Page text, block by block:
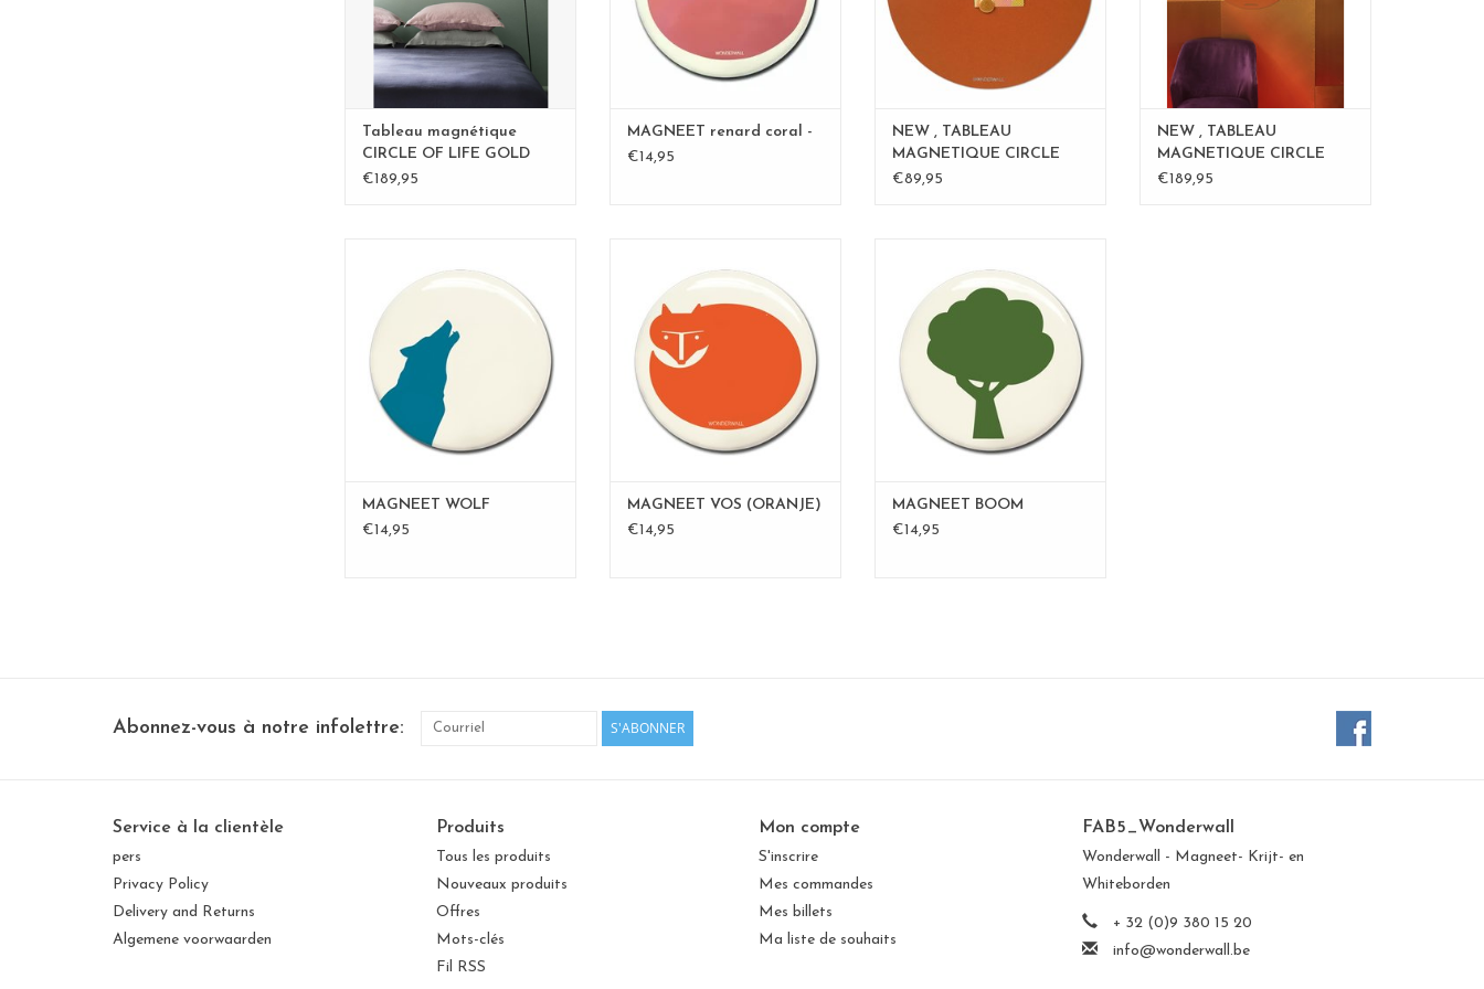
Tableau magnétique
CIRCLE OF LIFE GOLD
83cm diam. - Copy
€189,95
MAGNEET renard coral -
€14,95
NEW , TABLEAU
MAGNETIQUE CIRCLE
Rouille 60cm
€89,95
NEW , TABLEAU
MAGNETIQUE CIRCLE
ROSE - 60 cm - Copy -
€189,95
AJOUTER AU PANIER
MAGNEET WOLF
€14,95
AJOUTER AU PANIER
MAGNEET VOS (ORANJE)
€14,95
AJOUTER AU PANIER
MAGNEET BOOM
€14,95
Abonnez-vous à notre infolettre: S'ABONNER
Service à la clientèle
pers
Privacy Policy
Delivery and Returns
Algemene voorwaarden
Produits
Tous les produits
Nouveaux produits
Offres
Mots-clés
Fil RSS
Mon compte
S'inscrire
Mes commandes
Mes billets
Ma liste de souhaits
FAB5_Wonderwall
Wonderwall - Magneet- Krijt- en
Whiteborden
+ 32 (0)9 380 15 20
info@wonderwall.be